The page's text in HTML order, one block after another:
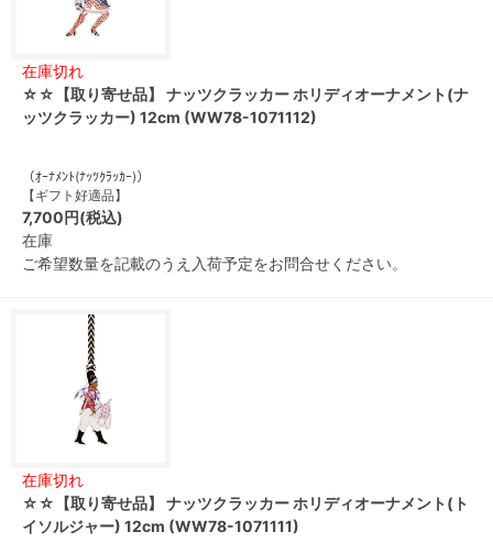
在庫切れ
☆☆【取り寄せ品】 ナッツクラッカー ホリディオーナメント(ナ
ッツクラッカー) 12cm (WW78-1071112)
（ｵｰﾅﾒﾝﾄ(ﾅｯﾂｸﾗｯｶｰ)）
【ギフト好適品】
7,700円(税込)
在庫
ご希望数量を記載のうえ入荷予定をお問合せください。
在庫切れ
☆☆【取り寄せ品】 ナッツクラッカー ホリディオーナメント(ト
イソルジャー) 12cm (WW78-1071111)